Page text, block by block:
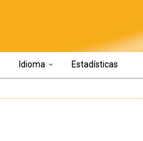
Idioma Estadísticas